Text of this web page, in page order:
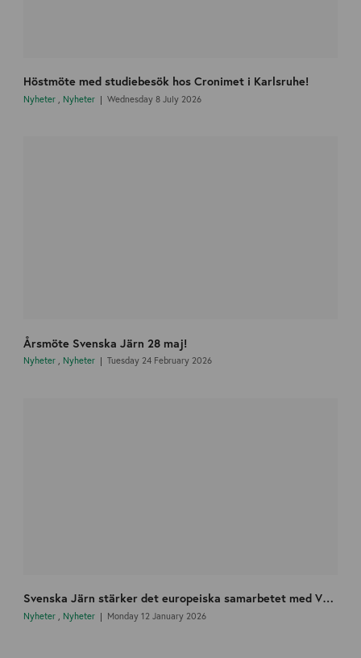
Höstmöte med studiebesök hos Cronimet i Karlsruhe!
Nyheter Nyheter Wednesday 8 July 2026
Årsmöte Svenska Järn 28 maj!
Nyheter , Nyheter Tuesday 24 February 2026
Svenska Järn stärker det europeiska samarbetet med VDM och startar en nordisk arbetsgrupp
Nyheter , Nyheter Monday 12 January 2026